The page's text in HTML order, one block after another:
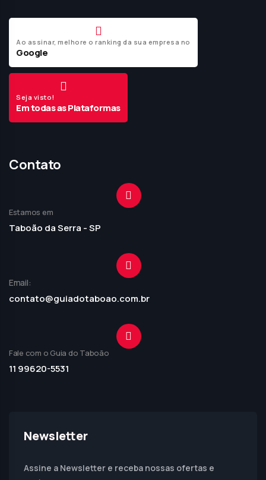
Ao assinar, melhore o ranking da sua empresa no
Google
Seja visto!
Em todas as Plataformas
Contato
Estamos em
Taboão da Serra - SP
Email:
contato@guiadotaboao.com.br
Fale com o Guia do Taboão
11 99620-5531
Newsletter
Assine a Newsletter e receba nossas ofertas e